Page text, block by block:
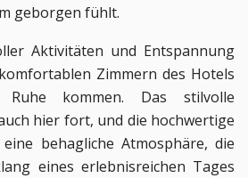
geborgen fühlt.
Aktivitäten und Entspannung
Zimmern des Hotels
Ruhe kommen. Das stilvolle
hier fort, und die hochwertige
behagliche Atmosphäre, die
eines erlebnisreichen Tages